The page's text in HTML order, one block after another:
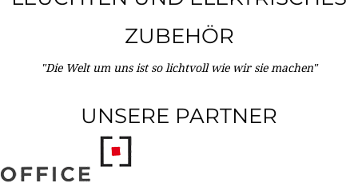
ZUBEHÖR
"Die Welt um uns ist so lichtvoll wie wir sie machen"
UNSERE PARTNER